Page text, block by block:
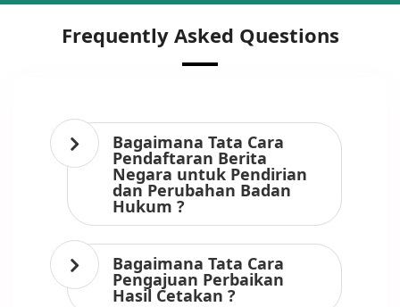
Frequently Asked Questions
Bagaimana Tata Cara
Pendaftaran Berita
Negara untuk Pendirian
dan Perubahan Badan
Hukum ?
Bagaimana Tata Cara
Pengajuan Perbaikan
Hasil Cetakan ?